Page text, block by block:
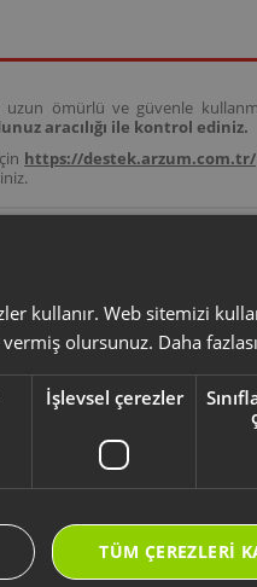
ömürlü ve güvenle
aracılığı ile kontrol ediniz.
https://destek.arzum.com.tr/
ve güvenle kullanmanız
ile kontrol ediniz.
https://destek.arzum.com.tr/
kullanır. Web sitemizi
vermiş olursunuz. Daha
İşlevsel çerezler
TÜM ÇEREZLERI